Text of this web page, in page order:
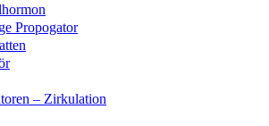
Propogator
– Zirkulation